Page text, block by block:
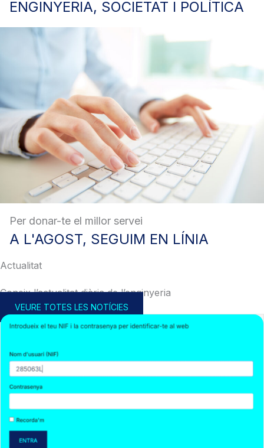
ENGINYERIA, SOCIETAT I POLÍTICA
Per donar-te el millor servei
A L'AGOST, SEGUIM EN LÍNIA
Actualitat
Coneix l’actualitat diària de l’enginyeria
VEURE TOTES LES NOTÍCIES